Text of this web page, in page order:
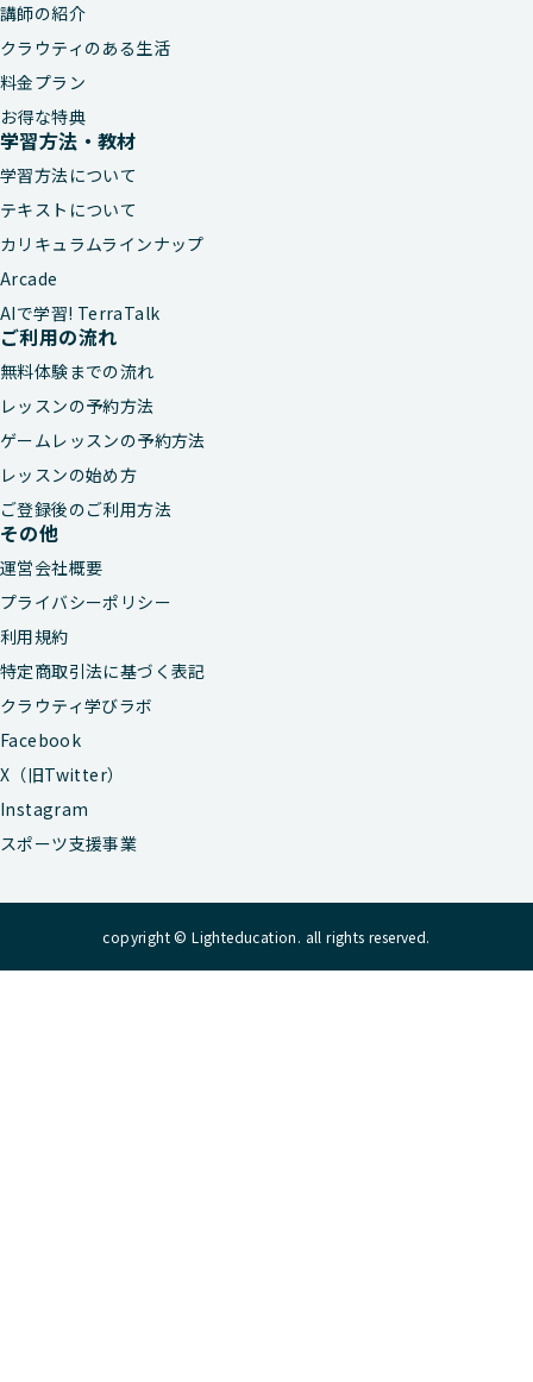
講師の紹介
クラウティのある生活
料金プラン
お得な特典
学習方法・教材
学習方法について
テキストについて
カリキュラムラインナップ
Arcade
AIで学習! TerraTalk
ご利用の流れ
無料体験までの流れ
レッスンの予約方法
ゲームレッスンの予約方法
レッスンの始め方
ご登録後のご利用方法
その他
運営会社概要
プライバシーポリシー
利用規約
特定商取引法に基づく表記
クラウティ学びラボ
Facebook
X（旧Twitter）
Instagram
スポーツ支援事業
copyright © Lighteducation. all rights reserved.